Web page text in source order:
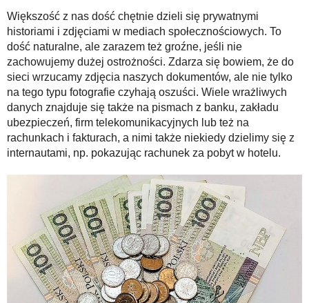
Większość z nas dość chętnie dzieli się prywatnymi
historiami i zdjęciami w mediach społecznościowych. To
dość naturalne, ale zarazem też groźne, jeśli nie
zachowujemy dużej ostrożności. Zdarza się bowiem, że do
sieci wrzucamy zdjęcia naszych dokumentów, ale nie tylko
na tego typu fotografie czyhają oszuści. Wiele wrażliwych
danych znajduje się także na pismach z banku, zakładu
ubezpieczeń, firm telekomunikacyjnych lub też na
rachunkach i fakturach, a nimi także niekiedy dzielimy się z
internautami, np. pokazując rachunek za pobyt w hotelu.